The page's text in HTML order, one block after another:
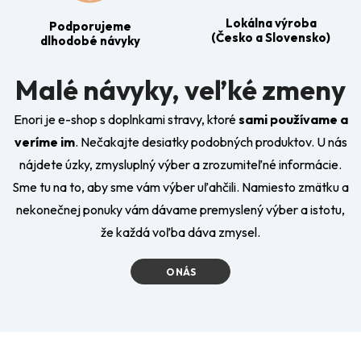
Podporujeme
dlhodobé návyky
Lokálna výroba
(Česko a Slovensko)
Malé návyky, veľké zmeny
Enori je e-shop s doplnkami stravy, ktorésami používame a
veríme im. Nečakajte desiatky podobných produktov. U nás
nájdete úzky, zmysluplný výber a zrozumiteľné informácie.
Sme tu na to, aby sme vám výber uľahčili. Namiesto zmätku a
nekonečnej ponuky vám dávame premyslený výber a istotu,
že každá voľba dáva zmysel.
O NÁS